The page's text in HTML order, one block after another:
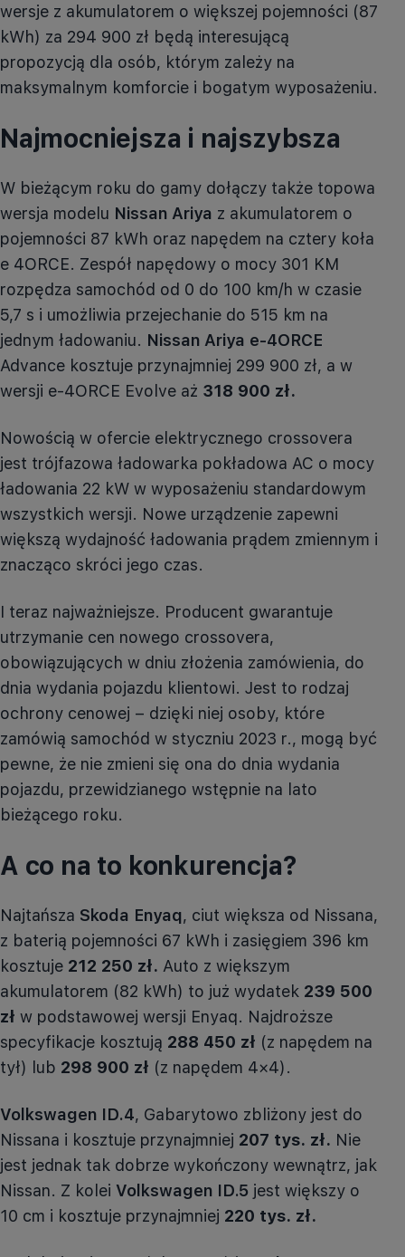
wersje z akumulatorem o większej pojemności (87
kWh) za 294 900 zł będą interesującą
propozycją dla osób, którym zależy na
maksymalnym komforcie i bogatym wyposażeniu.
Najmocniejsza i najszybsza
W bieżącym roku do gamy dołączy także topowa
wersja modelu Nissan Ariya z akumulatorem o
pojemności 87 kWh oraz napędem na cztery koła
e 4ORCE. Zespół napędowy o mocy 301 KM
rozpędza samochód od 0 do 100 km/h w czasie
5,7 s i umożliwia przejechanie do 515 km na
jednym ładowaniu. Nissan Ariya e-4ORCE
Advance kosztuje przynajmniej 299 900 zł, a w
wersji e-4ORCE Evolve aż 318 900 zł.
Nowością w ofercie elektrycznego crossovera
jest trójfazowa ładowarka pokładowa AC o mocy
ładowania 22 kW w wyposażeniu standardowym
wszystkich wersji. Nowe urządzenie zapewni
większą wydajność ładowania prądem zmiennym i
znacząco skróci jego czas.
I teraz najważniejsze. Producent gwarantuje
utrzymanie cen nowego crossovera,
obowiązujących w dniu złożenia zamówienia, do
dnia wydania pojazdu klientowi. Jest to rodzaj
ochrony cenowej – dzięki niej osoby, które
zamówią samochód w styczniu 2023 r., mogą być
pewne, że nie zmieni się ona do dnia wydania
pojazdu, przewidzianego wstępnie na lato
bieżącego roku.
A co na to konkurencja?
Najtańsza Skoda Enyaq, ciut większa od Nissana,
z baterią pojemności 67 kWh i zasięgiem 396 km
kosztuje 212 250 zł. Auto z większym
akumulatorem (82 kWh) to już wydatek 239 500
zł w podstawowej wersji Enyaq. Najdroższe
specyfikacje kosztują 288 450 zł (z napędem na
tył) lub 298 900 zł (z napędem 4×4).
Volkswagen ID.4, Gabarytowo zbliżony jest do
Nissana i kosztuje przynajmniej 207 tys. zł. Nie
jest jednak tak dobrze wykończony wewnątrz, jak
Nissan. Z kolei Volkswagen ID.5 jest większy o
10 cm i kosztuje przynajmniej 220 tys. zł.